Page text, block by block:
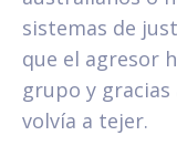
sistemas de
que el agresor
grupo y
volvía a tejer.